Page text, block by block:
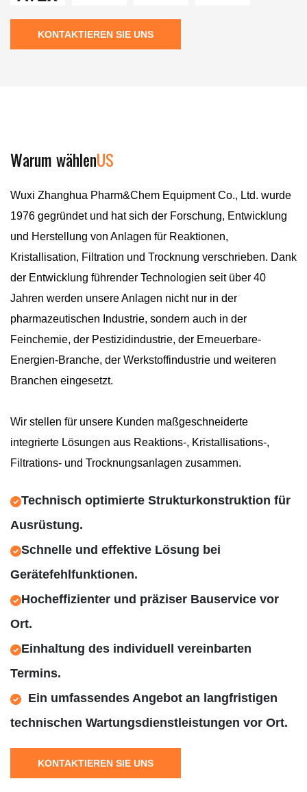
KONTAKTIEREN SIE UNS
Warum wählenUS
Wuxi Zhanghua Pharm&Chem Equipment Co., Ltd. wurde
1976 gegründet und hat sich der Forschung, Entwicklung
und Herstellung von Anlagen für Reaktionen,
Kristallisation, Filtration und Trocknung verschrieben. Dank
der Entwicklung führender Technologien seit über 40
Jahren werden unsere Anlagen nicht nur in der
pharmazeutischen Industrie, sondern auch in der
Feinchemie, der Pestizidindustrie, der Erneuerbare-
Energien-Branche, der Werkstoffindustrie und weiteren
Branchen eingesetzt.
Wir stellen für unsere Kunden maßgeschneiderte
integrierte Lösungen aus Reaktions-, Kristallisations-,
Filtrations- und Trocknungsanlagen zusammen.
Technisch optimierte Strukturkonstruktion für
Ausrüstung.
Schnelle und effektive Lösung bei
Gerätefehlfunktionen.
Hocheffizienter und präziser Bauservice vor
Ort.
Einhaltung des individuell vereinbarten
Termins.
Ein umfassendes Angebot an langfristigen
technischen Wartungsdienstleistungen vor Ort.
KONTAKTIEREN SIE UNS